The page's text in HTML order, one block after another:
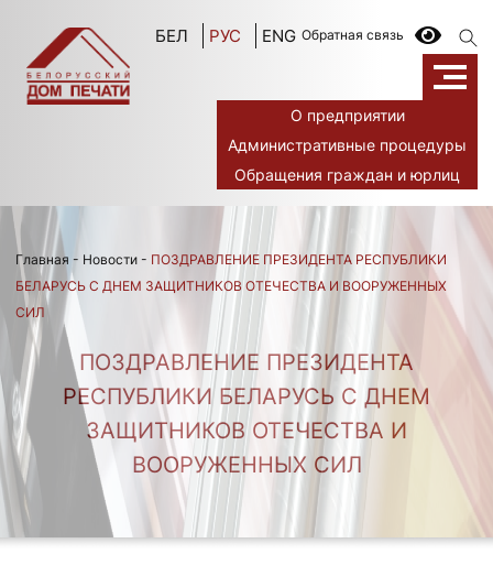
БЕЛ РУС ENG Обратная связь
О предприятии
Административные процедуры
Обращения граждан и юрлиц
Главная - Новости - ПОЗДРАВЛЕНИЕ ПРЕЗИДЕНТА РЕСПУБЛИКИ
БЕЛАРУСЬ С ДНЕМ ЗАЩИТНИКОВ ОТЕЧЕСТВА И ВООРУЖЕННЫХ
СИЛ
ПОЗДРАВЛЕНИЕ ПРЕЗИДЕНТА
РЕСПУБЛИКИ БЕЛАРУСЬ С ДНЕМ
ЗАЩИТНИКОВ ОТЕЧЕСТВА И
ВООРУЖЕННЫХ СИЛ